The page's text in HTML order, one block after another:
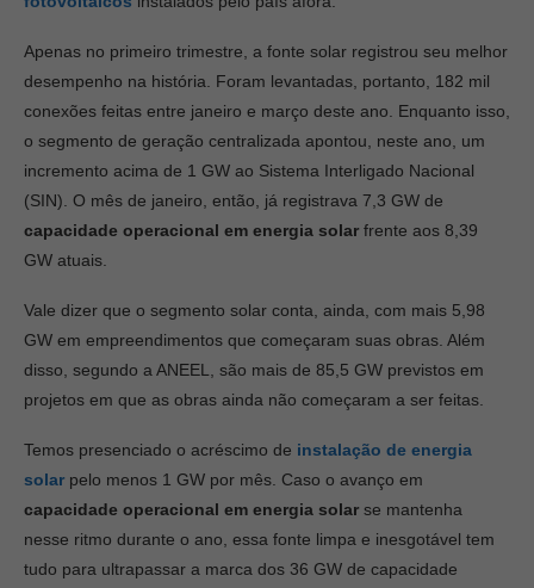
Apenas no primeiro trimestre, a fonte solar registrou seu melhor
desempenho na história. Foram levantadas, portanto, 182 mil
conexões feitas entre janeiro e março deste ano. Enquanto isso,
o segmento de geração centralizada apontou, neste ano, um
incremento acima de 1 GW ao Sistema Interligado Nacional
(SIN). O mês de janeiro, então, já registrava 7,3 GW de
capacidade operacional em energia solar frente aos 8,39
GW atuais.
Vale dizer que o segmento solar conta, ainda, com mais 5,98
GW em empreendimentos que começaram suas obras. Além
disso, segundo a ANEEL, são mais de 85,5 GW previstos em
projetos em que as obras ainda não começaram a ser feitas.
Temos presenciado o acréscimo de instalação de energia
solar pelo menos 1 GW por mês. Caso o avanço em
capacidade operacional em energia solar se mantenha
nesse ritmo durante o ano, essa fonte limpa e inesgotável tem
tudo para ultrapassar a marca dos 36 GW de capacidade